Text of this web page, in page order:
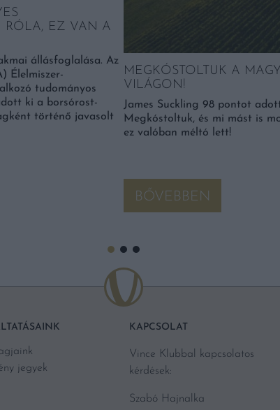
RÓLA, EZ VAN A
állásfoglalása. Az
Élelmiszer-
tudományos
ki a borsórost-
történő javasolt
MEGKÓSTOLTUK A
VILÁGON!
James Suckling 98 pontot
Megkóstoltuk, és mi mást is
ez valóban méltó lett!
BŐVEBBEN
jegyek
KAPCSOLAT
Vince Klubbal kapcsolatos
kérdések:
Szabó Hajnalka